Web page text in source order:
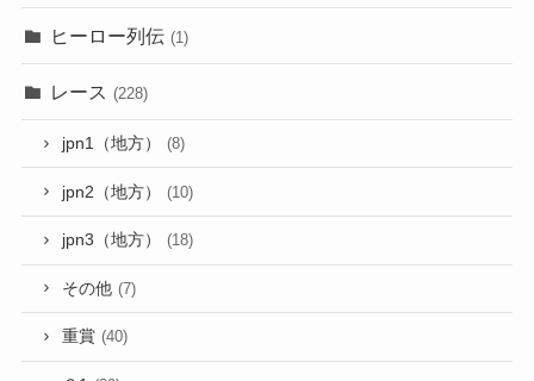
ヒーロー列伝 (1)
レース (228)
jpn1（地方） (8)
jpn2（地方） (10)
jpn3（地方） (18)
その他 (7)
重賞 (40)